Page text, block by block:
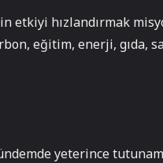
etkiyi hızlandırmak
eğitim, enerji, gıda,
yeterince